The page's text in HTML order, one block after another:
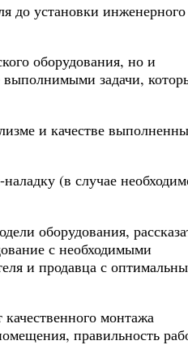
до установки инженерного
оборудования, но и
задачи,
и качестве
(в случае
оборудования,
с необходимыми
и продавца с
монтажа
правильность